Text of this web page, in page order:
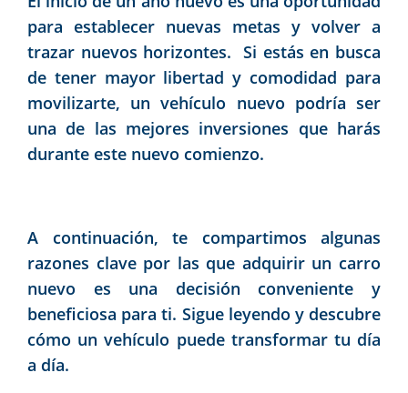
para establecer nuevas metas y volver a
trazar nuevos horizontes. Si estás en busca
de tener mayor libertad y comodidad para
movilizarte, un vehículo nuevo podría ser
una de las mejores inversiones que harás
durante este nuevo comienzo.
A continuación, te compartimos algunas
razones clave por las que adquirir un carro
nuevo es una decisión conveniente y
beneficiosa para ti. Sigue leyendo y descubre
cómo un vehículo puede transformar tu día
a día.